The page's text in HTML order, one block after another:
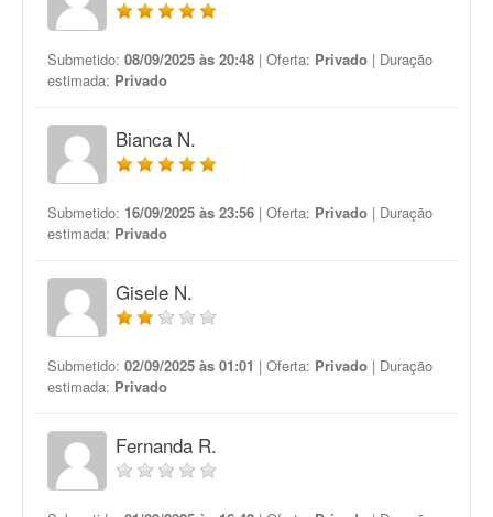
Submetido: 08/09/2025 às 20:48 | Oferta: Privado | Duração
estimada: Privado
Bianca N.
Submetido: 16/09/2025 às 23:56 | Oferta: Privado | Duração
estimada: Privado
Gisele N.
Submetido: 02/09/2025 às 01:01 | Oferta: Privado | Duração
estimada: Privado
Fernanda R.